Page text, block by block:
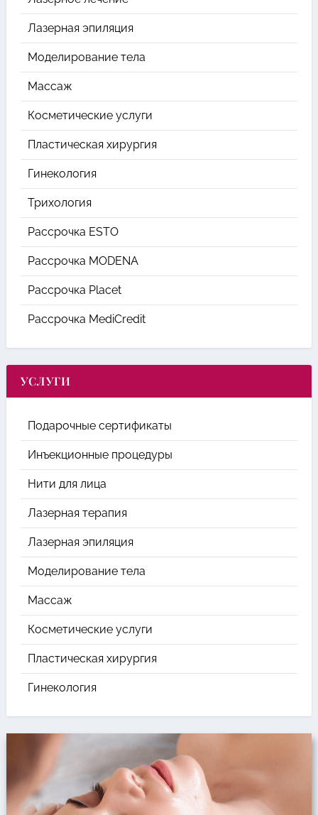
Лазерная эпиляция
Моделирование тела
Массаж
Косметические услуги
Пластическая хирургия
Гинекология
Трихология
Рассрочка ESTO
Рассрочка MODENA
Рассрочка Placet
Рассрочка MediCredit
УСЛУГИ
Подарочные сертификаты
Инъекционные процедуры
Нити для лица
Лазерная терапия
Лазерная эпиляция
Моделирование тела
Массаж
Косметические услуги
Пластическая хирургия
Гинекология